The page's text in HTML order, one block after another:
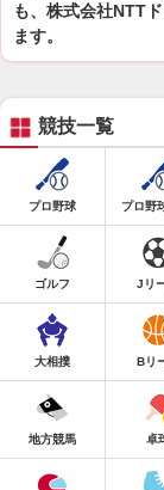
も、株式会社NTT
ます。
競技一覧
プロ野球 プロ野
ゴルフ Jリ
大相撲 Bリ
地方競馬 卓